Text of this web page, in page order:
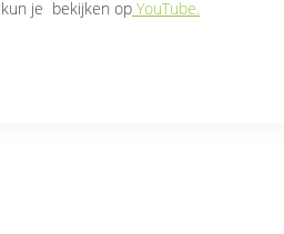
kun je bekijken op YouTube.